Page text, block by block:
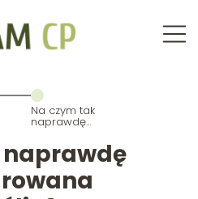
Na czym tak
naprawdę
polega
produkcja
roślin?